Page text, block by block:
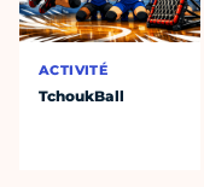
ACTIVITÉ
TchoukBall